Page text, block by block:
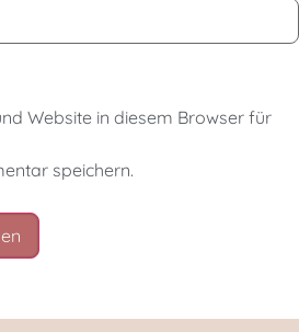
Website in diesem Browser für
speichern.